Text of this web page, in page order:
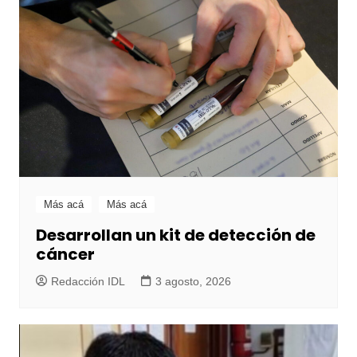
Más acá Más acá
Desarrollan un kit de detección de
cáncer
Redacción IDL 3 agosto, 2026